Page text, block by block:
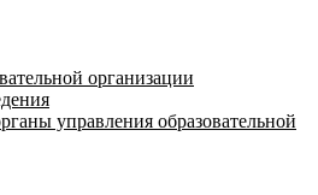
организации
управления образовательной